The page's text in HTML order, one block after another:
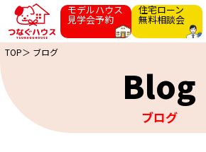
モデルハウス
見学会予約
住宅ローン
無料相談会
TOP＞ ブログ
Blog
ブログ